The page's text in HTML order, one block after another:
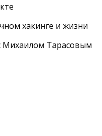
хакинге и жизни
Михаилом Тарасовым